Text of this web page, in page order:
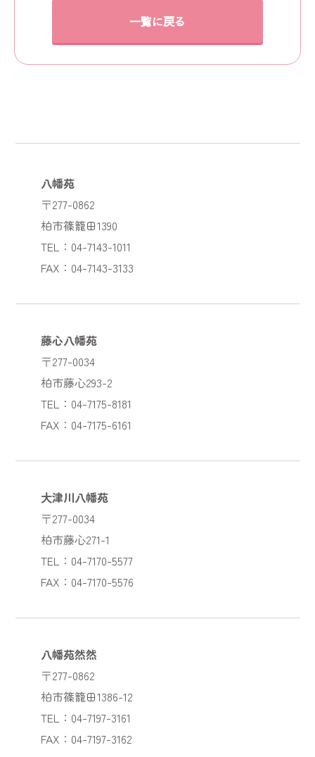
一覧に戻る
八幡苑
〒277-0862
柏市篠籠田1390
TEL：04-7143-1011
FAX：04-7143-3133
藤心八幡苑
〒277-0034
柏市藤心293-2
TEL：04-7175-8181
FAX：04-7175-6161
大津川八幡苑
〒277-0034
柏市藤心271-1
TEL：04-7170-5577
FAX：04-7170-5576
八幡苑然然
〒277-0862
柏市篠籠田1386-12
TEL：04-7197-3161
FAX：04-7197-3162